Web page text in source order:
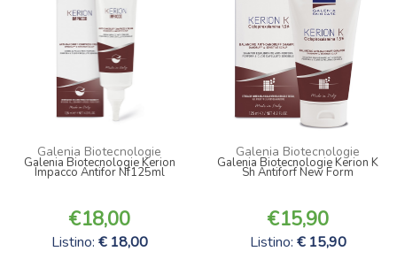
Galenia Biotecnologie
Galenia Biotecnologie Kerion
Impacco Antifor Nf125ml
18,00
Listino: 18,00
Galenia Biotecnologie
Galenia Biotecnologie Kerion K
Sh Antiforf New Form
15,90
Listino: 15,90